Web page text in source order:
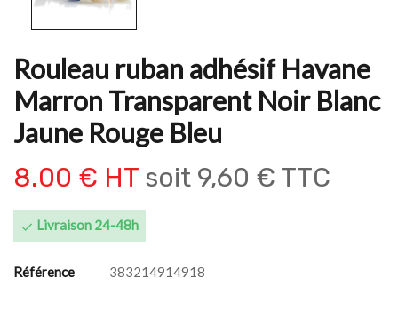
Rouleau ruban adhésif Havane
Marron Transparent Noir Blanc
Jaune Rouge Bleu
8.00 € HT soit 9,60 € TTC
 Livraison 24-48h
Référence 383214914918